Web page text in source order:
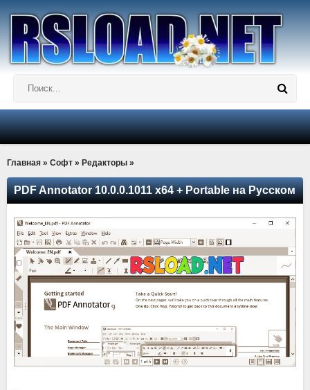
Главная » Софт » Редакторы »
PDF Annotator 10.0.0.1011 x64 + Portable на Русском